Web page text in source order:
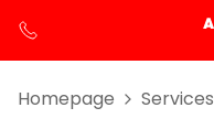
Homepage Services